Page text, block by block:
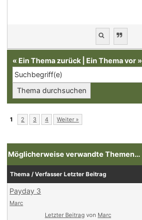
« Ein Thema zurück Ein Thema vor »
1 2 3 4 Weiter »
Möglicherweise verwandte Themen…
Thema / Verfasser Letzter Beitrag
Payday 3
Marc
Letzter Beitrag von Marc